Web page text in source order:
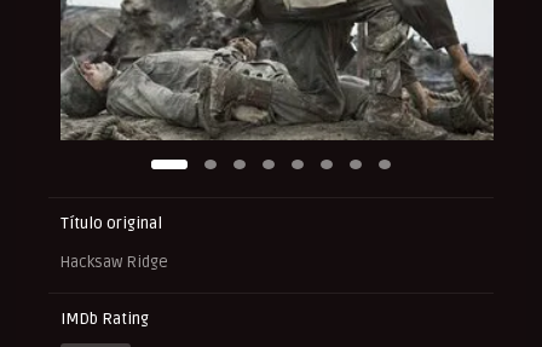
Título original
Hacksaw Ridge
IMDb Rating